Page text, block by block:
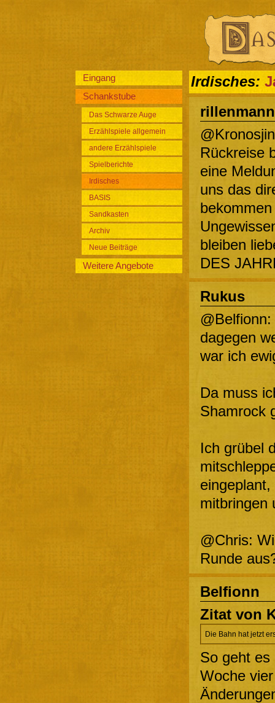
Eingang
Schankstube
Das Schwarze Auge
Erzählspiele allgemein
andere Erzählspiele
Spielberichte
Irdisches
BASIS
Sandkasten
Archiv
Neue Beiträge
Weitere Angebote
Irdisches:
Rückreise
eine
uns das
bleiben
DES
Rukus
dagegen
war ich
Da muss
Shamrock
Ich grübel
mitbringen
@Chris:
Runde
Belfionn
Zitat von
Die Bahn hat jetzt
So geht es
Woche